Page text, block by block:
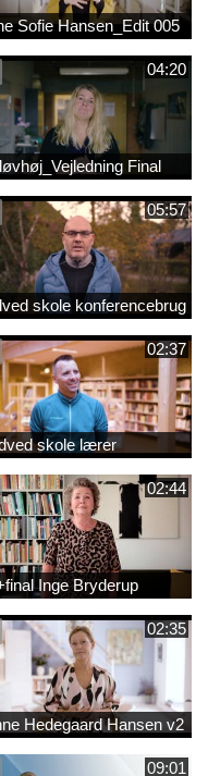
Sofie Hansen_Edit 005
04:20
Final
05:57
skole konferencebrug
02:37
skole lærer
02:44
Inge Bryderup
02:35
Hedegaard Hansen v2
09:01